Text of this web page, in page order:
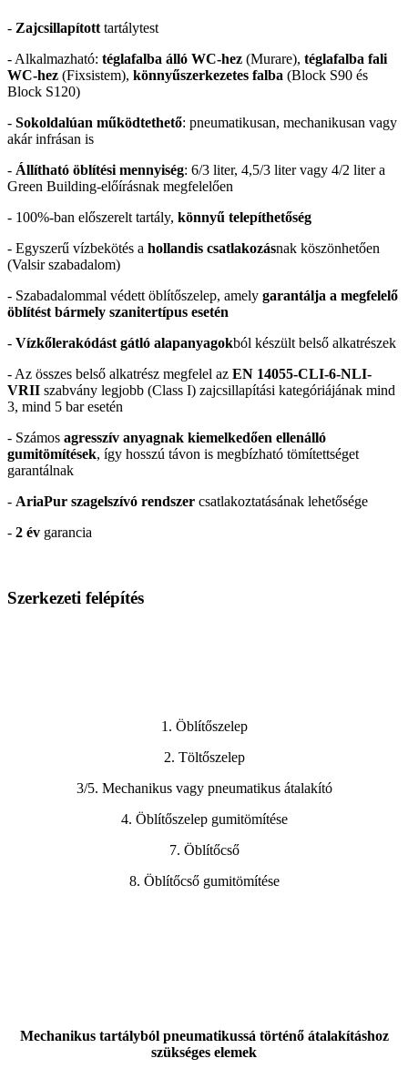
- Zajcsillapított tartálytest
- Alkalmazható: téglafalba álló WC-hez (Murare), téglafalba fali
WC-hez (Fixsistem), könnyűszerkezetes falba (Block S90 és
Block S120)
- Sokoldalúan működtethető: pneumatikusan, mechanikusan vagy
akár infrásan is
- Állítható öblítési mennyiség: 6/3 liter, 4,5/3 liter vagy 4/2 liter a
Green Building-előírásnak megfelelően
- 100%-ban előszerelt tartály, könnyű telepíthetőség
- Egyszerű vízbekötés a hollandis csatlakozásnak köszönhetően
(Valsir szabadalom)
- Szabadalommal védett öblítőszelep, amely garantálja a megfelelő
öblítést bármely szanitertípus esetén
- Vízkőlerakódást gátló alapanyagokból készült belső alkatrészek
- Az összes belső alkatrész megfelel az EN 14055-CLI-6-NLI-
VRII szabvány legjobb (Class I) zajcsillapítási kategóriájának mind
3, mind 5 bar esetén
- Számos agresszív anyagnak kiemelkedően ellenálló
gumitömítések, így hosszú távon is megbízható tömítettséget
garantálnak
- AriaPur szagelszívó rendszer csatlakoztatásának lehetősége
- 2 év garancia
Szerkezeti felépítés
1. Öblítőszelep
2. Töltőszelep
3/5. Mechanikus vagy pneumatikus átalakító
4. Öblítőszelep gumitömítése
7. Öblítőcső
8. Öblítőcső gumitömítése
Mechanikus tartályból pneumatikussá történő átalakításhoz
szükséges elemek